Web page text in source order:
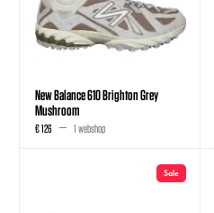
New Balance 610 Brighton Grey
Mushroom
€ 126 1 webshop
Sale